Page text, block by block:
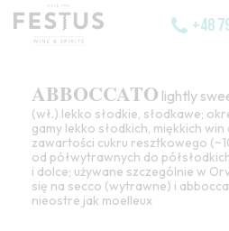
+48
ABBOCCATO lightly
(wł.) lekko słodkie, słodkawe;
gamy lekko słodkich, miękkich
zawartości cukru resztkowego
od półwytrawnych do
i dolce; używane szczególnie w
się na secco (wytrawne) i
nieostre jak moelleux